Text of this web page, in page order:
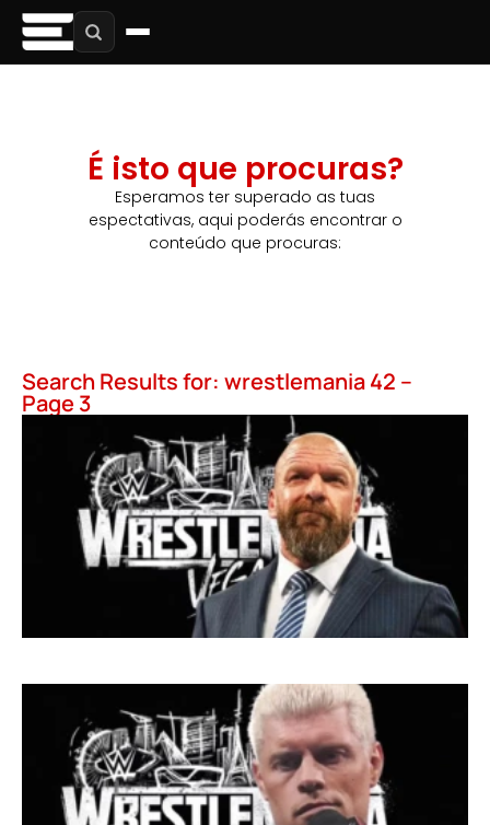
É isto que procuras?
Esperamos ter superado as tuas
espectativas, aqui poderás encontrar o
conteúdo que procuras:
Search Results for: wrestlemania 42 –
Page 3